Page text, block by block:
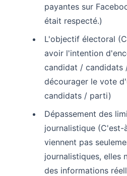
payantes sur
était respecté.)
L'objectif électoral
avoir l'intention
candidat / candidats
décourager le vote
candidats / parti)
Dépassement des
journalistique (C'est-
viennent pas
journalistiques, elles
des informations